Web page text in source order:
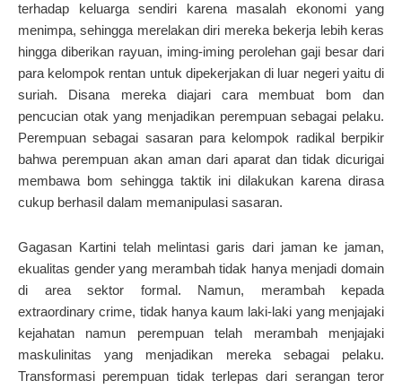
terhadap keluarga sendiri karena masalah ekonomi yang
menimpa, sehingga merelakan diri mereka bekerja lebih keras
hingga diberikan rayuan, iming-iming perolehan gaji besar dari
para kelompok rentan untuk dipekerjakan di luar negeri yaitu di
suriah. Disana mereka diajari cara membuat bom dan
pencucian otak yang menjadikan perempuan sebagai pelaku.
Perempuan sebagai sasaran para kelompok radikal berpikir
bahwa perempuan akan aman dari aparat dan tidak dicurigai
membawa bom sehingga taktik ini dilakukan karena dirasa
cukup berhasil dalam memanipulasi sasaran.
Gagasan Kartini telah melintasi garis dari jaman ke jaman,
ekualitas gender yang merambah tidak hanya menjadi domain
di area sektor formal. Namun, merambah kepada
extraordinary crime, tidak hanya kaum laki-laki yang menjajaki
kejahatan namun perempuan telah merambah menjajaki
maskulinitas yang menjadikan mereka sebagai pelaku.
Transformasi perempuan tidak terlepas dari serangan teror